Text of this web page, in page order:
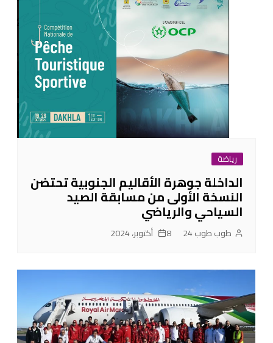
رياضة
الداخلة جوهرة الأقاليم الجنوبية تحتضن
النسخة الأولى من مسابقة الصيد
السياحي والرياضي
طوب طوب 24 8 أكتوبر، 2024